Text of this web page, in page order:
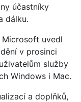
účastníky
dálku.
Microsoft uvedl
v prosinci
služby
Windows i Mac.
a doplňků,